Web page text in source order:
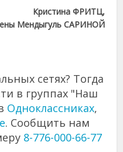
Кристина ФРИТЦ,
Мендыгуль САРИНОЙ
сетях? Тогда
в группах "Наш
Одноклассниках,
. Сообщить нам
8-776-000-66-77